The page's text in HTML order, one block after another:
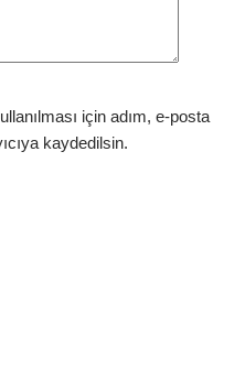
için adım, e-posta
kaydedilsin.